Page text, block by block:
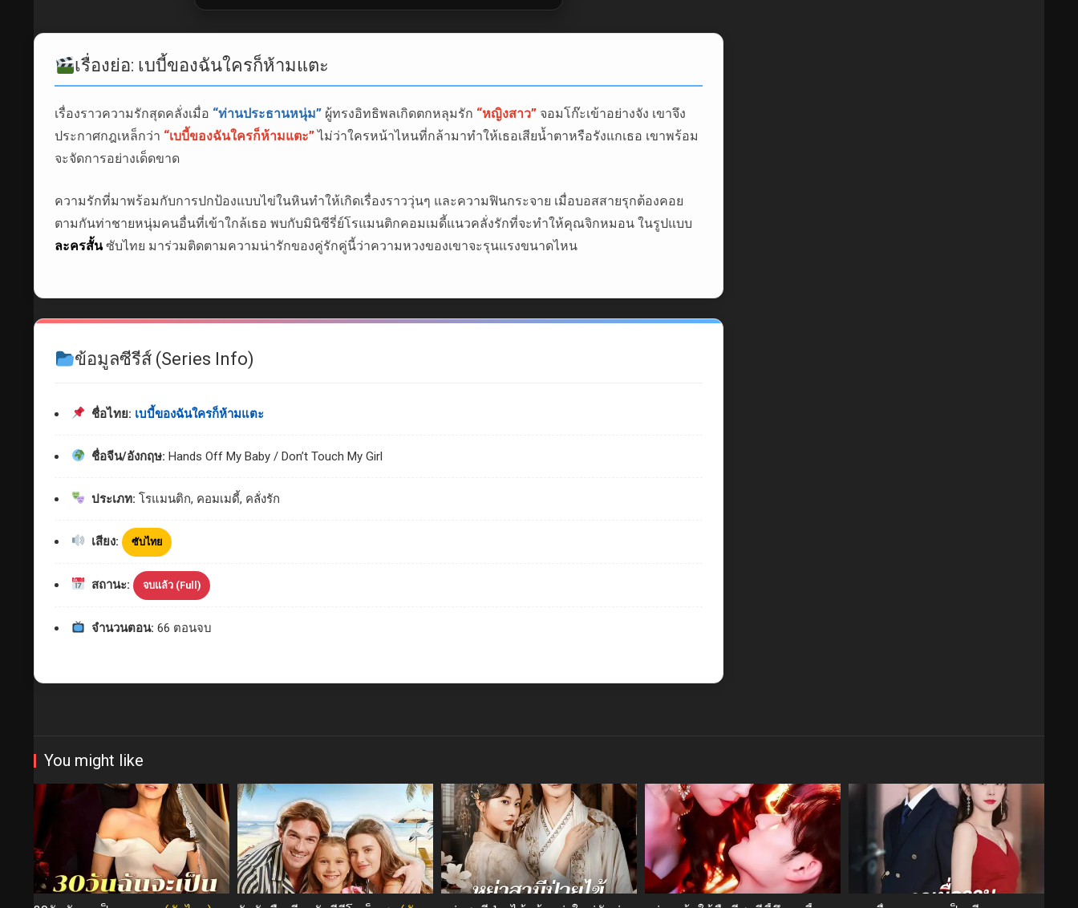
เรื่องย่อ: เบบี้ของฉันใครก็ห้ามแตะ
เรื่องราวความรักสุดคลั่งเมื่อ “ท่านประธานหนุ่ม” ผู้ทรงอิทธิพลเกิดตกหลุมรัก “หญิงสาว” จอมโก๊ะเข้าอย่างจัง เขาจึง
ประกาศกฎเหล็กว่า “เบบี้ของฉันใครก็ห้ามแตะ”ไม่ว่าใครหน้าไหนที่กล้ามาทำให้เธอเสียน้ำตาหรือรังแกเธอ เขาพร้อม
จะจัดการอย่างเด็ดขาด
ความรักที่มาพร้อมกับการปกป้องแบบไข่ในหินทำให้เกิดเรื่องราววุ่นๆ และความฟินกระจาย เมื่อบอสสายรุกต้องคอย
ตามกันท่าชายหนุ่มคนอื่นที่เข้าใกล้เธอ พบกับมินิซีรี่ย์โรแมนติกคอมเมดี้แนวคลั่งรักที่จะทำให้คุณจิกหมอน ในรูปแบบ
ละครสั้นซับไทย มาร่วมติดตามความน่ารักของคู่รักคู่นี้ว่าความหวงของเขาจะรุนแรงขนาดไหน
ข้อมูลซีรีส์ (Series Info)
ชื่อไทย: เบบี้ของฉันใครก็ห้ามแตะ
ชื่อจีน/อังกฤษ: Hands Off My Baby / Don’t Touch My Girl
ประเภท: โรแมนติก, คอมเมดี้, คลั่งรัก
เสียง: ซับไทย
สถานะ: จบแล้ว (Full)
จำนวนตอน: 66 ตอนจบ
You might like